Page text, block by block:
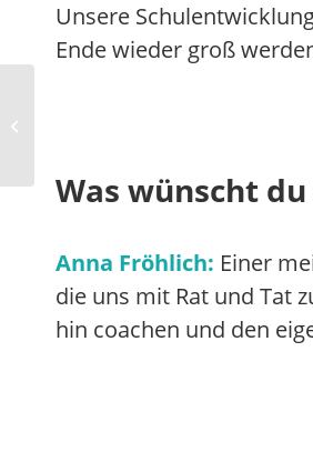
Unsere
Ende wieder groß
Was wünscht
Anna Fröhlich: Einer
die uns mit Rat und Tat
hin coachen und den